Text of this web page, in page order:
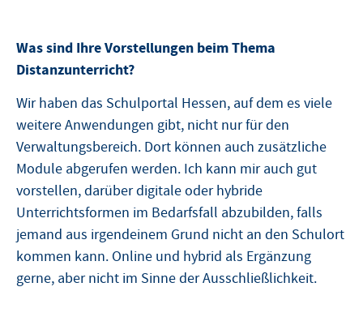
Was sind Ihre Vorstellungen beim Thema
Distanzunterricht?
Wir haben das Schulportal Hessen, auf dem es viele
weitere Anwendungen gibt, nicht nur für den
Verwaltungsbereich. Dort können auch zusätzliche
Module abgerufen werden. Ich kann mir auch gut
vorstellen, darüber digitale oder hybride
Unterrichtsformen im Bedarfsfall abzubilden, falls
jemand aus irgendeinem Grund nicht an den Schulort
kommen kann. Online und hybrid als Ergänzung
gerne, aber nicht im Sinne der Ausschließlichkeit.